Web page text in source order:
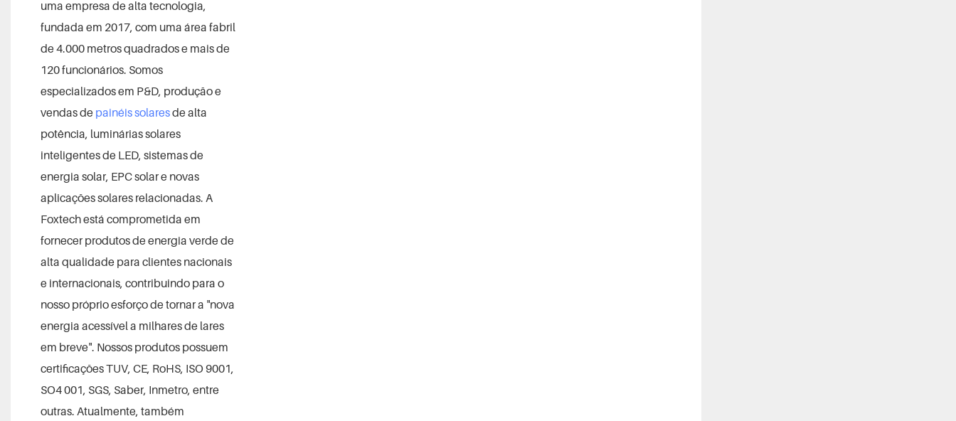
uma empresa de alta tecnologia,
fundada em 2017, com uma área fabril
de 4.000 metros quadrados e mais de
120 funcionários. Somos
especializados em P&D, produção e
vendas de painéis solaresde alta
potência, luminárias solares
inteligentes de LED, sistemas de
energia solar, EPC solar e novas
aplicações solares relacionadas. A
Foxtech está comprometida em
fornecer produtos de energia verde de
alta qualidade para clientes nacionais
e internacionais, contribuindo para o
nosso próprio esforço de tornar a "nova
energia acessível a milhares de lares
em breve". Nossos produtos possuem
certificações TUV, CE, RoHS, ISO 9001,
SO4 001, SGS, Saber, Inmetro, entre
outras. Atualmente, também